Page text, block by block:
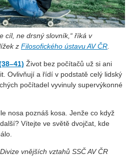
cíl, ne drsný slovník,“ říká v
z Filosofického ústavu AV ČR
Život bez počítačů už si ani
Ovlivňují a řídí v podstatě celý lidský
počítadel vyvinuly supervýkonné
nosa poznáš kosa. Jenže co když
Vítejte ve světě dvojčat, kde
vnějších vztahů SSČ AV ČR